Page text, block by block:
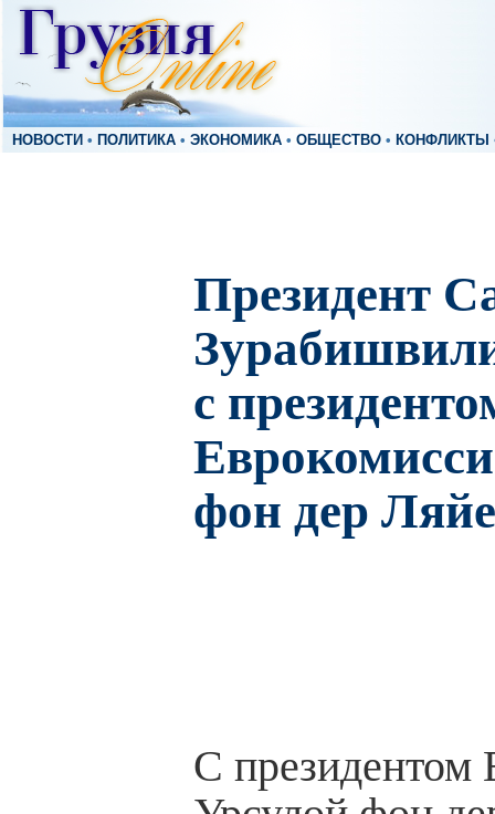
НОВОСТИ • ПОЛИТИКА • ЭКОНОМИКА • ОБЩЕСТВО • КОНФЛИКТЫ
Президент
с
фон дер
С президентом